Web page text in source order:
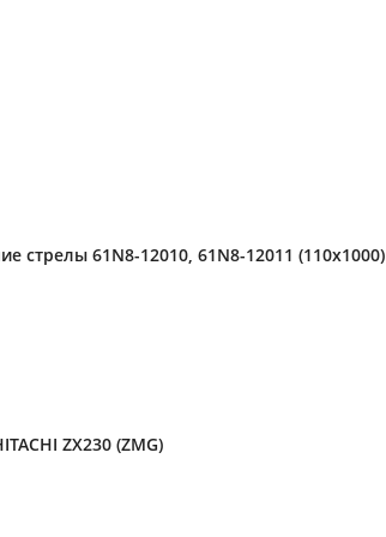
стрелы 61N8-12010, 61N8-12011 (110x1000)
ZX230 (ZMG)